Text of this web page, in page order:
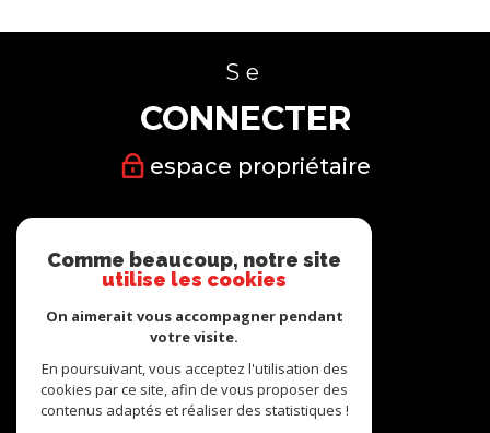
Se
CONNECTER
espace propriétaire
SUIVRE
Nous
Comme beaucoup, notre site
utilise les cookies
On aimerait vous accompagner pendant
votre visite.
En poursuivant, vous acceptez l'utilisation des
cookies par ce site, afin de vous proposer des
contenus adaptés et réaliser des statistiques !